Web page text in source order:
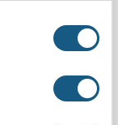
91%, Filtru
lei